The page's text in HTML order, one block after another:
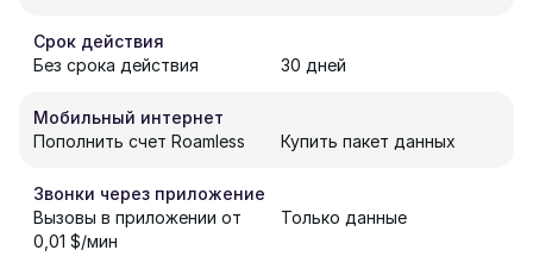
Срок действия
Без срока действия
30 дней
Мобильный интернет
Пополнить счет Roamless
Купить пакет данных
Звонки через приложение
Вызовы в приложении от
0,01 $/мин
Только данные